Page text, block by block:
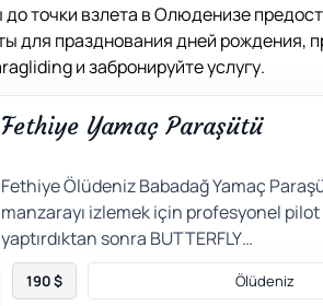
до точки взлета в Олюденизе
для празднования дней рождения,
и забронируйте услугу.
Fethiye Yamaç Paraşütü
Fethiye Ölüdeniz Babadağ Yamaç
manzarayı izlemek için profesyonel
yaptırdıktan sonra BUTTERFLY…
190$ Ölüdeniz